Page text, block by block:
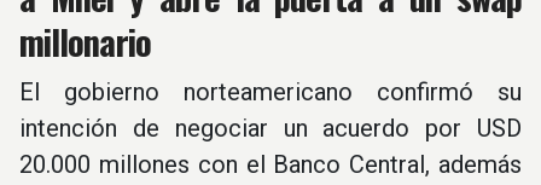
millonario
El gobierno norteamericano confirmó su
intención de negociar un acuerdo por USD
20.000 millones con el Banco Central, además